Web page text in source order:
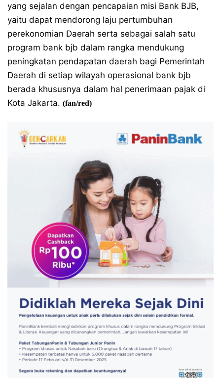
yang sejalan dengan pencapaian misi Bank BJB,
yaitu dapat mendorong laju pertumbuhan
perekonomian Daerah serta sebagai salah satu
program bank bjb dalam rangka mendukung
peningkatan pendapatan daerah bagi Pemerintah
Daerah di setiap wilayah operasional bank bjb
berada khususnya dalam hal penerimaan pajak di
Kota Jakarta. (fan/red)